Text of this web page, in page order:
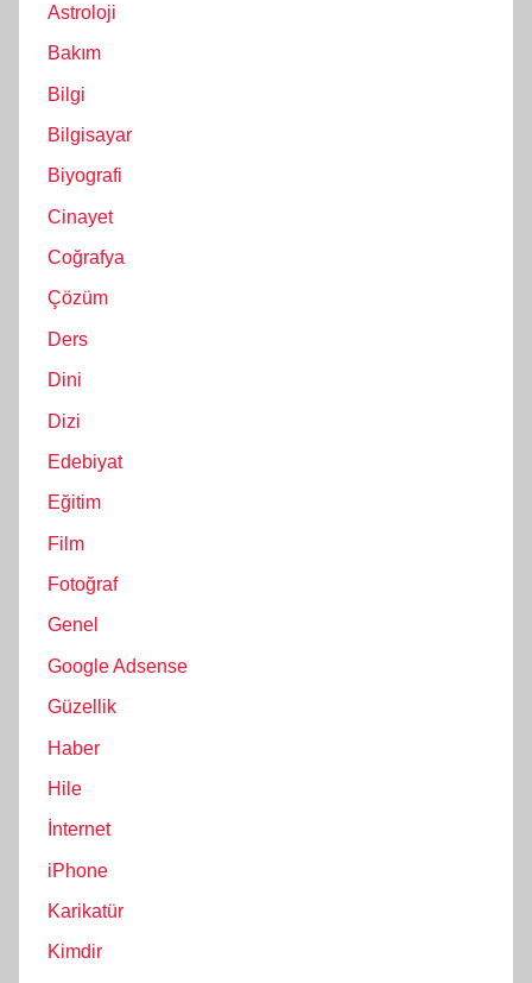
Astroloji
Bakım
Bilgi
Bilgisayar
Biyografi
Cinayet
Coğrafya
Çözüm
Ders
Dini
Dizi
Edebiyat
Eğitim
Film
Fotoğraf
Genel
Google Adsense
Güzellik
Haber
Hile
İnternet
iPhone
Karikatür
Kimdir